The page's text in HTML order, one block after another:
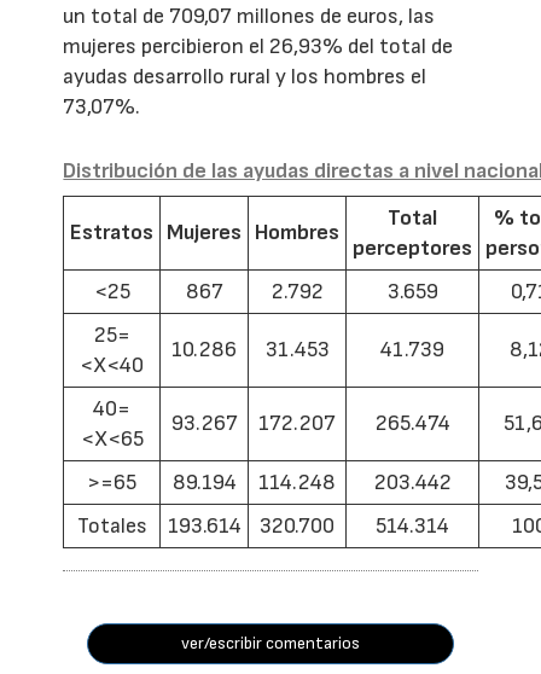
un total de 709,07 millones de euros, las
mujeres percibieron el 26,93% del total de
ayudas desarrollo rural y los hombres el
73,07%.
Distribución de las ayudas directas a nivel
Estratos Mujeres Hombres
Total
perceptores
%
<25
867 2.792 3.659
25=
<X<40
10.286 31.453 41.739
40=
<X<65
93.267 172.207 265.474
>=65 89.194 114.248 203.442
Totales
193.614 320.700 514.314
ver/escribir comentarios